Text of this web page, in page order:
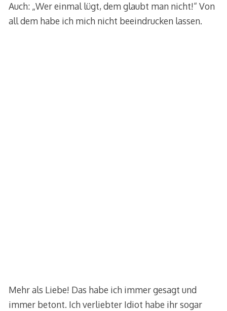
Auch: „Wer einmal lügt, dem glaubt man nicht!“ Von
all dem habe ich mich nicht beeindrucken lassen.
Mehr als Liebe! Das habe ich immer gesagt und
immer betont. Ich verliebter Idiot habe ihr sogar